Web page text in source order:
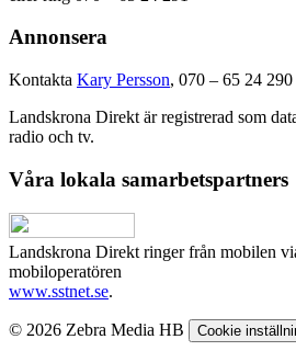
Annonsera
Kontakta Kary Persson, 070 – 65 24 290
Landskrona Direkt är registrerad som
radio och tv.
Våra lokala samarbetspartners
Landskrona Direkt ringer från mobilen
mobiloperatören
www.sstnet.se.
© 2026 Zebra Media HB Cookie